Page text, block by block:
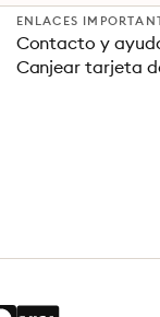
ENLACES
Contacto y
Canjear tarjeta